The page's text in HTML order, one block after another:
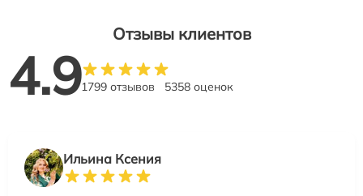
Отзывы клиентов
4.91799 отзывов 5358 оценок
Ильина Ксения